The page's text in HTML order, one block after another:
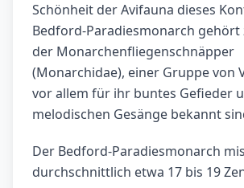
Schönheit der Avifauna dieses
Bedford-Paradiesmonarch gehört
der Monarchenfliegenschnäpper
(Monarchidae), einer Gruppe von
vor allem für ihr buntes Gefieder
melodischen Gesänge bekannt
Der Bedford-Paradiesmonarch
durchschnittlich etwa 17 bis 19